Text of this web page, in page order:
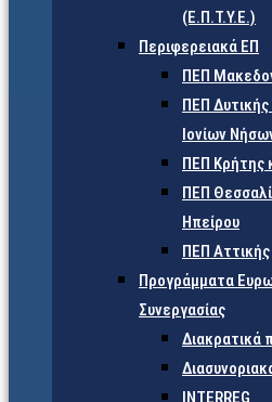
(Ε.Π.Τ.Υ.Ε.)
Περιφερειακά ΕΠ
ΠΕΠ
ΠΕΠ
Ιονίων
ΠΕΠ Κρήτης
ΠΕΠ
Ηπείρου
ΠΕΠ Αττικής
Προγράμματα
Συνεργασίας
Διακρατικά
INTERREG